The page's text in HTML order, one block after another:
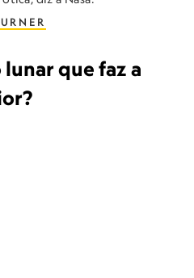
lunar que faz a